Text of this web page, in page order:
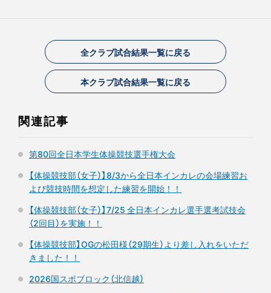
全クラブ試合結果一覧に戻る
本クラブ試合結果一覧に戻る
関連記事
第80回全日本学生体操競技選手権大会
【体操競技部（女子）】8/3から全日本インカレの会場練習お
よび競技時間を想定した練習を開始！！
【体操競技部（女子）】7/25 全日本インカレ選手選考試技会
（2回目）を実施！！
【体操競技部】OGの松田様（29期生）より差し入れをいただ
きました！！
2026国スポブロック（北信越）